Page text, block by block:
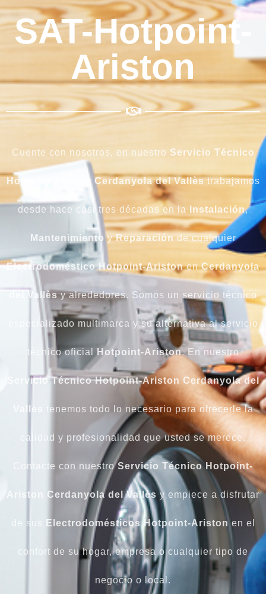
SAT-Hotpoint-
Ariston
Cuente con nosotros, en nuestro Servicio Técnico
Hotpoint-Ariston Cerdanyola del Vallèstrabajamos
desde hace casi tres décadas en la Instalación,
Mantenimiento yReparaciónde cualquier
Electrodoméstico Hotpoint-AristonenCerdanyola
del Vallèsy alrededores. Somos un servicio técnico
especializado multimarca y su alternativa al servicio
técnico oficial Hotpoint-Ariston. En nuestro
Servicio Técnico Hotpoint-Ariston Cerdanyola del
Vallès tenemos todo lo necesario para ofrecerle la
calidad y profesionalidad que usted se merece.
Contacte con nuestroServicio Técnico Hotpoint-
Ariston Cerdanyola del Vallès y empiece a disfrutar
de sus Electrodomésticos Hotpoint-Aristonen el
confort de su hogar, empresa o cualquier tipo de
negocio o local.